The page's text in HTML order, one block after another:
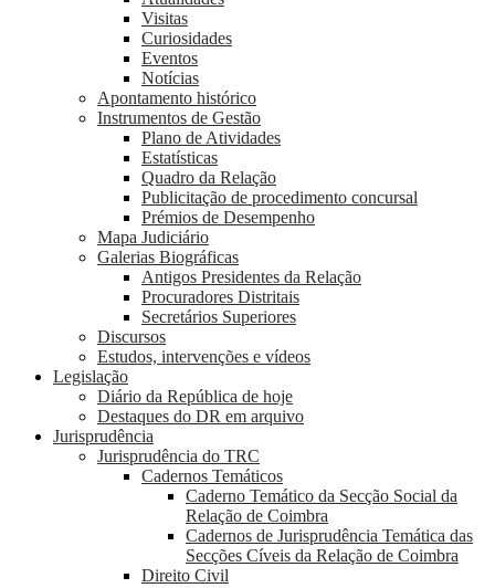
Visitas
Curiosidades
Eventos
Notícias
Apontamento histórico
Instrumentos de Gestão
Plano de Atividades
Estatísticas
Quadro da Relação
Publicitação de procedimento concursal
Prémios de Desempenho
Mapa Judiciário
Galerias Biográficas
Antigos Presidentes da Relação
Procuradores Distritais
Secretários Superiores
Discursos
Estudos, intervenções e vídeos
Legislação
Diário da República de hoje
Destaques do DR em arquivo
Jurisprudência
Jurisprudência do TRC
Cadernos Temáticos
Caderno Temático da Secção Social da
Relação de Coimbra
Cadernos de Jurisprudência Temática das
Secções Cíveis da Relação de Coimbra
Direito Civil